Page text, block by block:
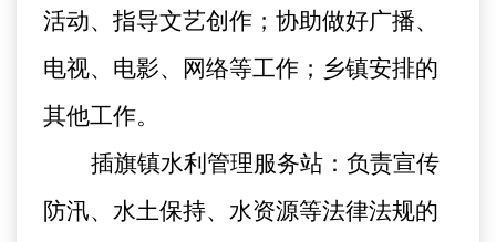
活动、指导文艺创作；协助做好广播、
电视、电影、网络等工作；乡镇安排的
其他工作。
插旗镇水利管理服务站：负责宣传
防汛、水土保持、水资源等法律法规的